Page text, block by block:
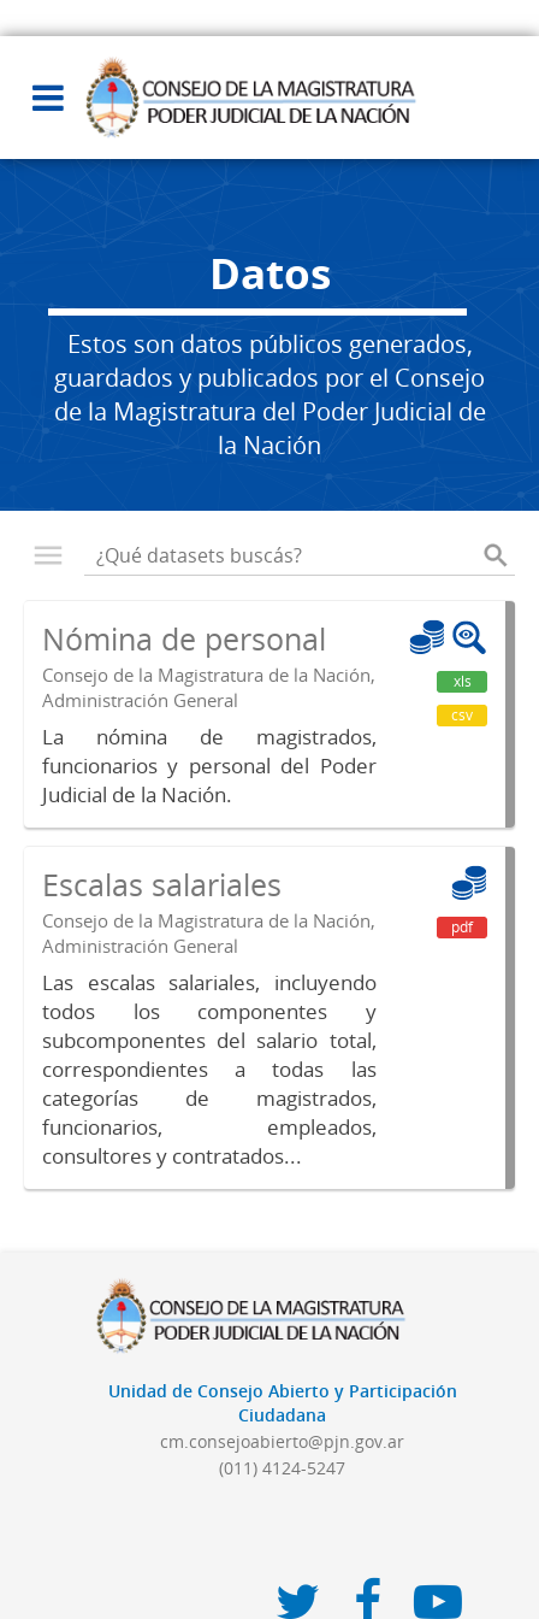
Datos
Estos son datos públicos generados,
guardados y publicados por el Consejo
de la Magistratura del Poder Judicial de
la Nación
Nómina de personal
Consejo de la Magistratura de la Nación,
Administración General
La nómina de magistrados,
funcionarios y personal del Poder
Judicial de la Nación.
xls
csv
Escalas salariales
Consejo de la Magistratura de la Nación,
Administración General
Las escalas salariales, incluyendo
todos los componentes y
subcomponentes del salario total,
correspondientes a todas las
categorías de magistrados,
funcionarios, empleados,
consultores y contratados...
pdf
Unidad de Consejo Abierto y Participación
Ciudadana
cm.consejoabierto@pjn.gov.ar
(011) 4124-5247